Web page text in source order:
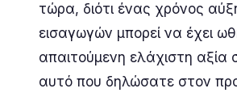
τώρα, διότι ένας χρόνος
εισαγωγών μπορεί να έχει
απαιτούμενη ελάχιστη
αυτό που δηλώσατε στον